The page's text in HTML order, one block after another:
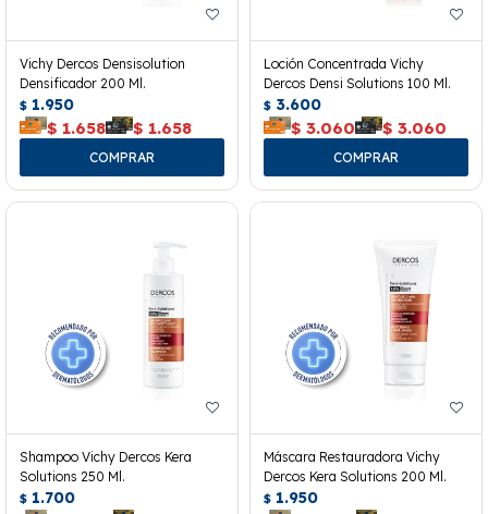
Vichy Dercos Densisolution
Densificador 200 Ml.
$ 1.950
$ 1.658 $ 1.658
Loción Concentrada Vichy
Dercos Densi Solutions 100 Ml.
$ 3.600
$ 3.060 $ 3.060
Shampoo Vichy Dercos Kera
Solutions 250 Ml.
$ 1.700
Máscara Restauradora Vichy
Dercos Kera Solutions 200 Ml.
$ 1.950